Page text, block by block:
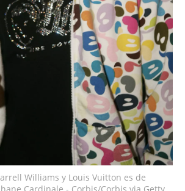
Williams y Louis Vuitton es de
Cardinale - Corbis/Corbis via Getty